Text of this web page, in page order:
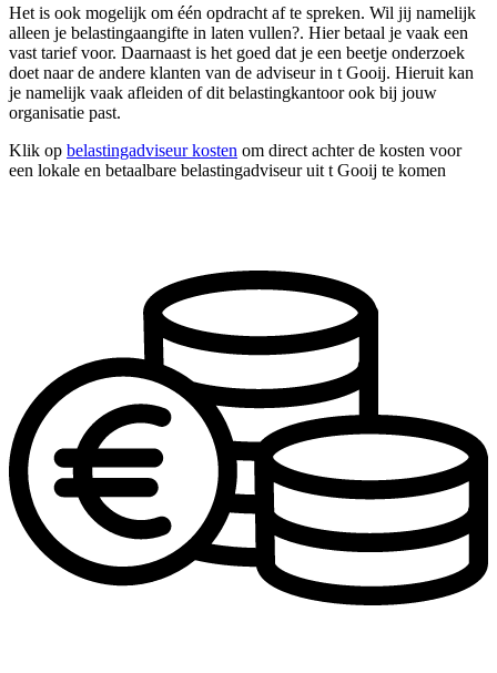
Het is ook mogelijk om één opdracht af te spreken. Wil jij namelijk
alleen je belastingaangifte in laten vullen?. Hier betaal je vaak een
vast tarief voor. Daarnaast is het goed dat je een beetje onderzoek
doet naar de andere klanten van de adviseur in t Gooij. Hieruit kan
je namelijk vaak afleiden of dit belastingkantoor ook bij jouw
organisatie past.
Klik op belastingadviseur kosten om direct achter de kosten voor
een lokale en betaalbare belastingadviseur uit t Gooij te komen